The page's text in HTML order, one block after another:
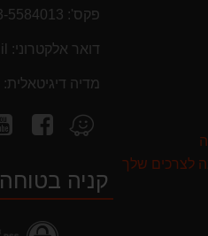
לצרכים שלך
פקס': 5584013
דואר אלקטרוני:
מדיה דיגיטאלית:
מצא
אותנו
Waze
קניה בטוחה